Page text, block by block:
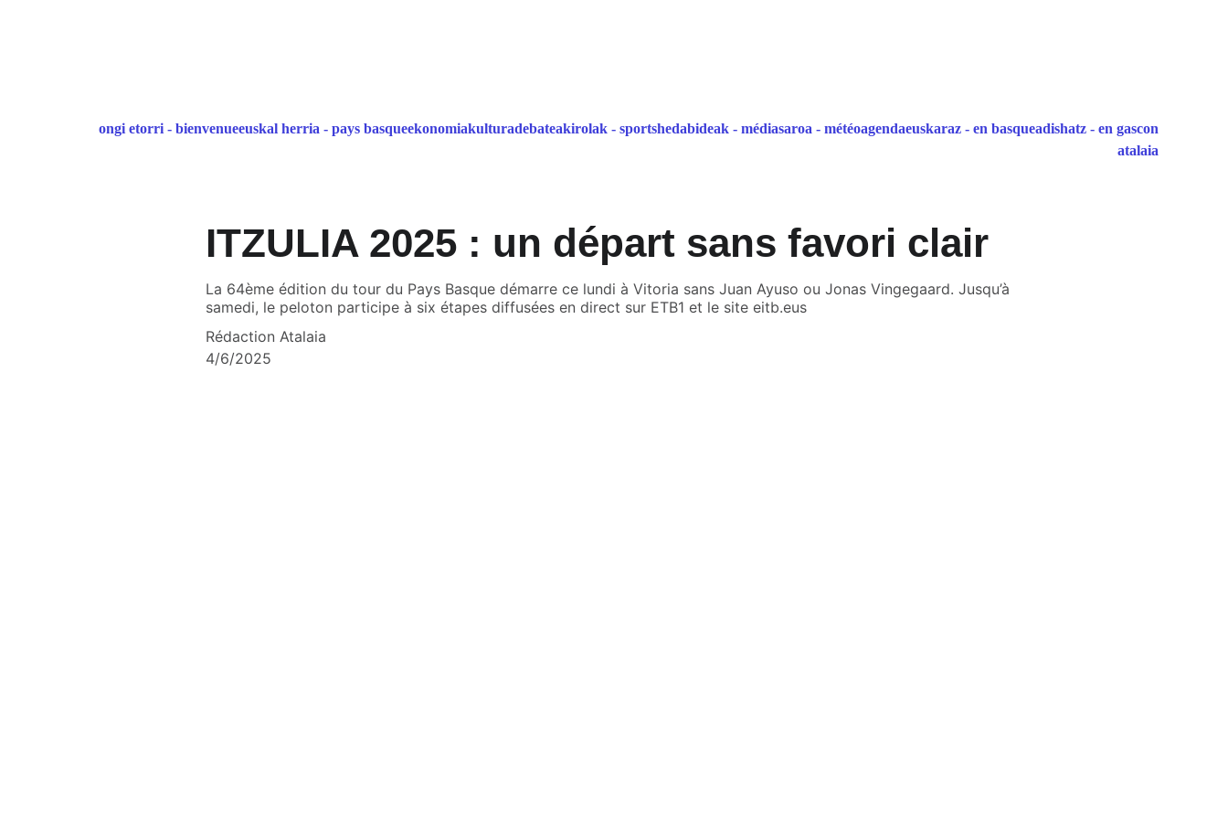
ongi etorri - bienvenueeuskal herria - pays basqueekonomiakulturadebateakirolak - sportshedabideak - médiasaroa - météoagendaeuskaraz - en basqueadishatz - en gascon
atalaia
ITZULIA 2025 : un départ sans favori clair
La 64ème édition du tour du Pays Basque démarre ce lundi à Vitoria sans Juan Ayuso ou Jonas Vingegaard. Jusqu’à
samedi, le peloton participe à six étapes diffusées en direct sur ETB1 et le site eitb.eus
Rédaction Atalaia
4/6/2025